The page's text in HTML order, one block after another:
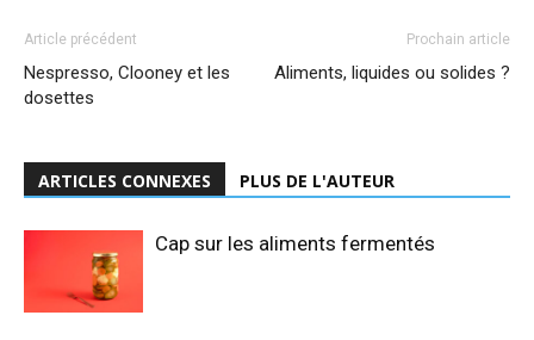
Article précédent
Nespresso, Clooney et les
dosettes
Prochain article
Aliments, liquides ou solides ?
ARTICLES CONNEXES PLUS DE L'AUTEUR
Cap sur les aliments fermentés